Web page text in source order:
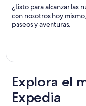
¿Listo para alcanzar las
con nosotros hoy
paseos y aventuras.
Explora el
Expedia